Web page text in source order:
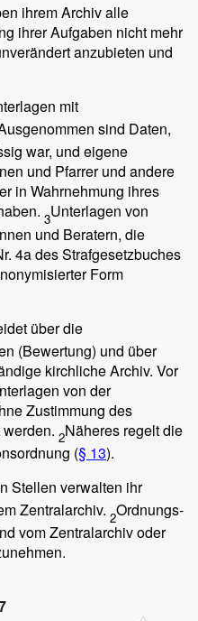
ihrem Archiv alle
ihrer Aufgaben nicht mehr
anzubieten und
mit
sind Daten,
war, und eigene
und Pfarrer und andere
in Wahrnehmung ihres
3Unterlagen von
und Beratern, die
4a des Strafgesetzbuches
Form
über die
(Bewertung) und über
kirchliche Archiv. Vor
von der
Zustimmung des
2Näheres regelt die
(§ 13).
Stellen verwalten ihr
Zentralarchiv. 2Ordnungs-
vom Zentralarchiv oder